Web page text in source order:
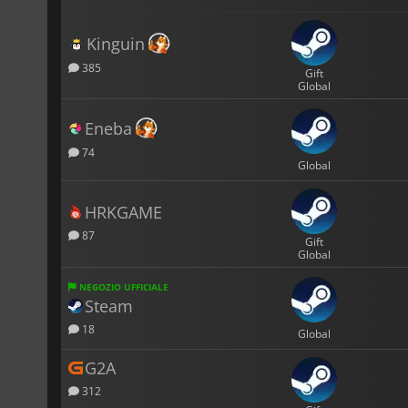
Kinguin
385
Gift
Global
Eneba
74
Global
HRKGAME
87
Gift
Global
NEGOZIO UFFICIALE
Steam
18 Global
G2A
312